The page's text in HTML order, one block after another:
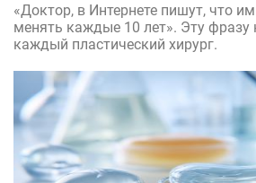
«Доктор, в Интернете пишут, что
менять каждые 10 лет». Эту фразу
каждый пластический хирург.